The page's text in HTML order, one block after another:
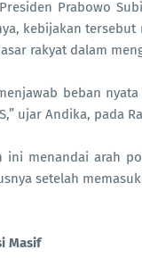
Prabowo
kebijakan
rakyat dalam
beban
ujar Andika, pada
menandai arah
setelah
Masif